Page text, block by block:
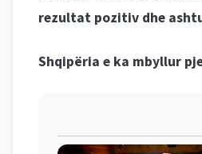
rezultat pozitiv dhe
Shqipëria e ka mbyllur